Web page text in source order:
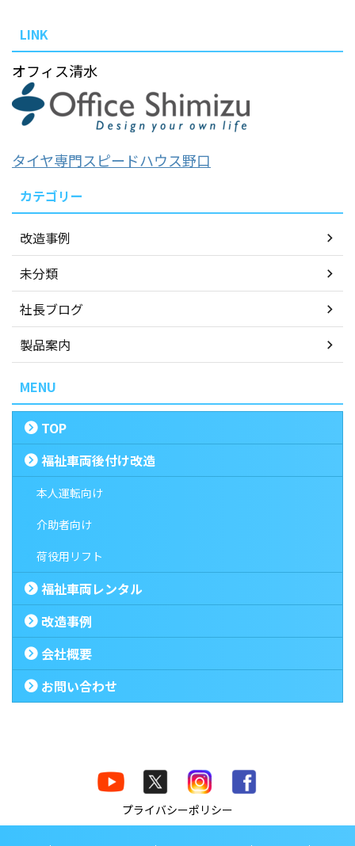
LINK
オフィス清水
タイヤ専門スピードハウス野口
カテゴリー
改造事例
未分類
社長ブログ
製品案内
MENU
TOP
福祉車両後付け改造
本人運転向け
介助者向け
荷役用リフト
福祉車両レンタル
改造事例
会社概要
お問い合わせ
プライバシーポリシー